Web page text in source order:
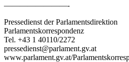
————————-
Pressedienst der Parlamentsdirektion
Parlamentskorrespondenz
Tel. +43 1 40110/2272
pressedienst@parlament.gv.at
www.parlament.gv.at/